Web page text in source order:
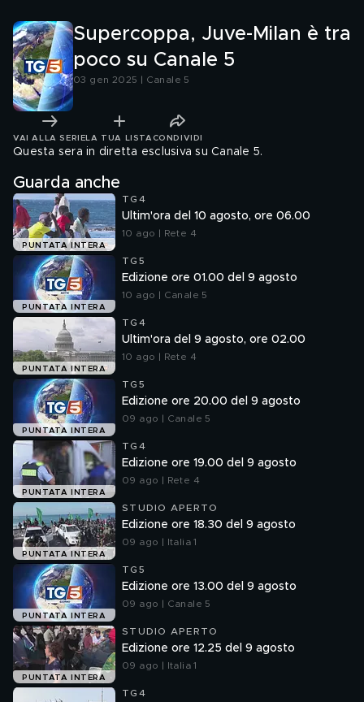
Supercoppa, Juve-Milan è tra
poco su Canale 5
03 gen 2025 | Canale 5
VAI ALLA SERIE LA TUA LISTA CONDIVIDI
Questa sera in diretta esclusiva su Canale 5.
Guarda anche
PUNTATA INTERA
TG4
Ultim'ora del 10 agosto, ore 06.00
10 ago | Rete 4
PUNTATA INTERA
TG5
Edizione ore 01.00 del 9 agosto
10 ago | Canale 5
PUNTATA INTERA
TG4
Ultim'ora del 9 agosto, ore 02.00
10 ago | Rete 4
PUNTATA INTERA
TG5
Edizione ore 20.00 del 9 agosto
09 ago | Canale 5
PUNTATA INTERA
TG4
Edizione ore 19.00 del 9 agosto
09 ago | Rete 4
PUNTATA INTERA
STUDIO APERTO
Edizione ore 18.30 del 9 agosto
09 ago | Italia 1
PUNTATA INTERA
TG5
Edizione ore 13.00 del 9 agosto
09 ago | Canale 5
PUNTATA INTERA
STUDIO APERTO
Edizione ore 12.25 del 9 agosto
09 ago | Italia 1
TG4